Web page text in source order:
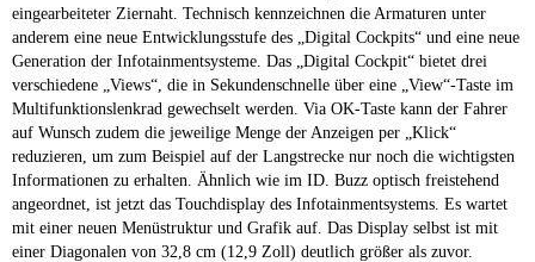
eingearbeiteter Ziernaht. Technisch kennzeichnen die Armaturen unter
anderem eine neue Entwicklungsstufe des „Digital Cockpits“ und eine neue
Generation der Infotainmentsysteme. Das „Digital Cockpit“ bietet drei
verschiedene „Views“, die in Sekundenschnelle über eine „View“-Taste im
Multifunktionslenkrad gewechselt werden. Via OK-Taste kann der Fahrer
auf Wunsch zudem die jeweilige Menge der Anzeigen per „Klick“
reduzieren, um zum Beispiel auf der Langstrecke nur noch die wichtigsten
Informationen zu erhalten. Ähnlich wie im ID. Buzz optisch freistehend
angeordnet, ist jetzt das Touchdisplay des Infotainmentsystems. Es wartet
mit einer neuen Menüstruktur und Grafik auf. Das Display selbst ist mit
einer Diagonalen von 32,8 cm (12,9 Zoll) deutlich größer als zuvor.